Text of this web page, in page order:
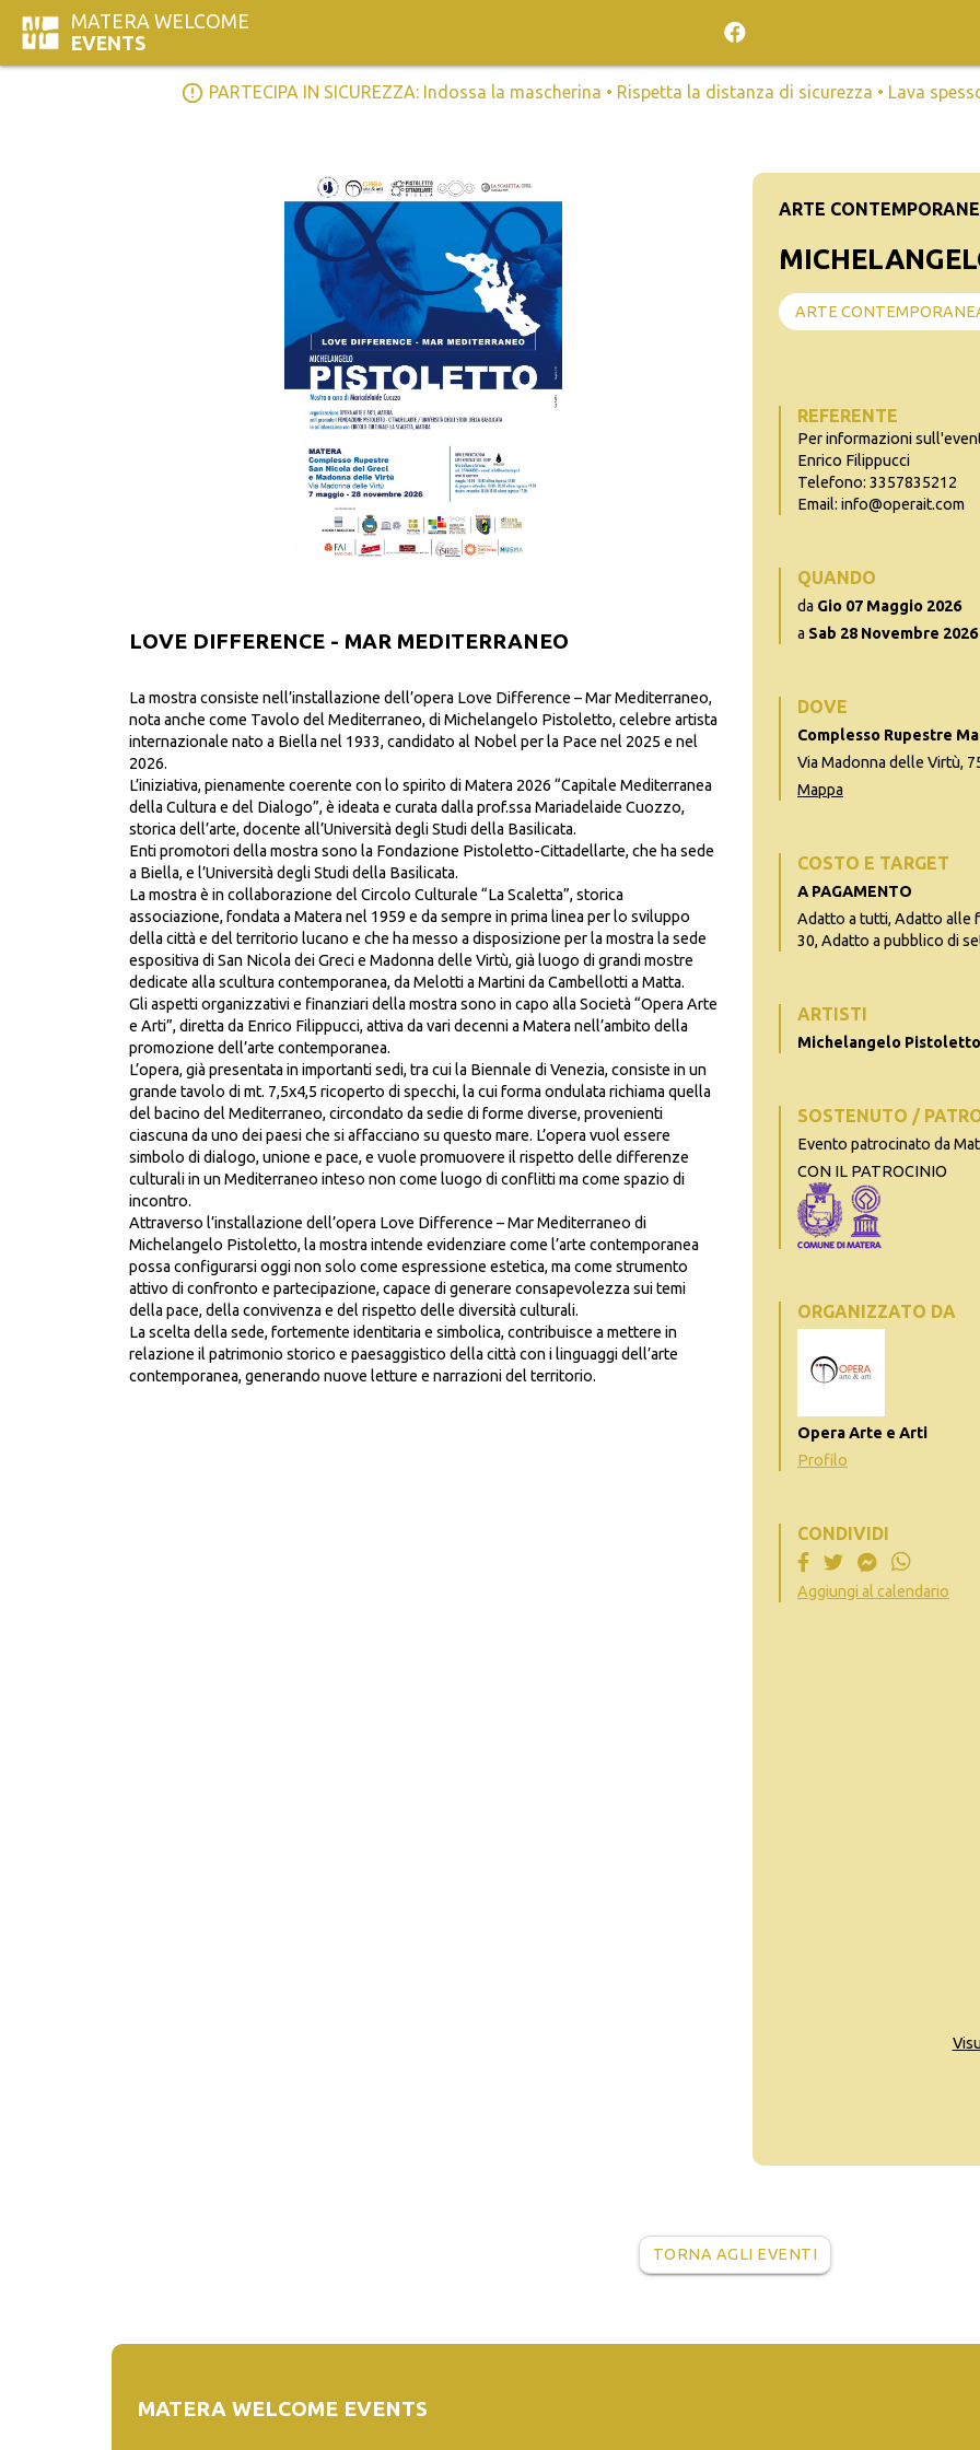
MATERA WELCOME
EVENTS
error_outline PARTECIPA IN SICUREZZA: Indossa la mascherina • Rispetta la distanza di sicurezza • Lava
LOVE DIFFERENCE - MAR MEDITERRANEO
La mostra consiste nell’installazione dell’opera Love Difference – Mar Mediterraneo,
nota anche come Tavolo del Mediterraneo, di Michelangelo Pistoletto, celebre artista
internazionale nato a Biella nel 1933, candidato al Nobel per la Pace nel 2025 e nel
2026.
L’iniziativa, pienamente coerente con lo spirito di Matera 2026 “Capitale Mediterranea
della Cultura e del Dialogo”, è ideata e curata dalla prof.ssa Mariadelaide Cuozzo,
storica dell’arte, docente all’Università degli Studi della Basilicata.
Enti promotori della mostra sono la Fondazione Pistoletto-Cittadellarte, che ha sede
a Biella, e l’Università degli Studi della Basilicata.
La mostra è in collaborazione del Circolo Culturale “La Scaletta”, storica
associazione, fondata a Matera nel 1959 e da sempre in prima linea per lo sviluppo
della città e del territorio lucano e che ha messo a disposizione per la mostra la sede
espositiva di San Nicola dei Greci e Madonna delle Virtù, già luogo di grandi mostre
dedicate alla scultura contemporanea, da Melotti a Martini da Cambellotti a Matta.
Gli aspetti organizzativi e finanziari della mostra sono in capo alla Società “Opera Arte
e Arti”, diretta da Enrico Filippucci, attiva da vari decenni a Matera nell’ambito della
promozione dell’arte contemporanea.
L’opera, già presentata in importanti sedi, tra cui la Biennale di Venezia, consiste in un
grande tavolo di mt. 7,5x4,5 ricoperto di specchi, la cui forma ondulata richiama quella
del bacino del Mediterraneo, circondato da sedie di forme diverse, provenienti
ciascuna da uno dei paesi che si affacciano su questo mare. L’opera vuol essere
simbolo di dialogo, unione e pace, e vuole promuovere il rispetto delle differenze
culturali in un Mediterraneo inteso non come luogo di conflitti ma come spazio di
incontro.
Attraverso l’installazione dell’opera Love Difference – Mar Mediterraneo di
Michelangelo Pistoletto, la mostra intende evidenziare come l’arte contemporanea
possa configurarsi oggi non solo come espressione estetica, ma come strumento
attivo di confronto e partecipazione, capace di generare consapevolezza sui temi
della pace, della convivenza e del rispetto delle diversità culturali.
La scelta della sede, fortemente identitaria e simbolica, contribuisce a mettere in
relazione il patrimonio storico e paesaggistico della città con i linguaggi dell’arte
contemporanea, generando nuove letture e narrazioni del territorio.
ARTE
ARTE
REFERENTE
Per informazioni
Enrico Filippucci
Telefono: 3357835212
Email: info@operait.com
QUANDO
da Gio 07 Maggio 2026
a Sab 28 Novembre 2026
DOVE
Complesso Rupestre
Via Madonna delle Virtù,
Mappa
COSTO E TARGET
A PAGAMENTO
Adatto a tutti, Adatto alle
30, Adatto a pubblico di
ARTISTI
Michelangelo Pistoletto
SOSTENUTO /
Evento patrocinato da
CON IL PATROCINIO
ORGANIZZATO DA
Opera Arte e Arti
Profilo
CONDIVIDI
Aggiungi al calendario
TORNA AGLI EVENTI
MATERA WELCOME EVENTS